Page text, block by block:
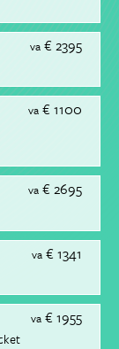
va € 2395
va € 1100
va € 2695
va € 1341
va € 1955